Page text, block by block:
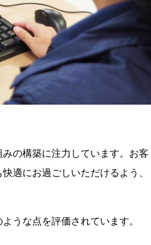
の構築に注力しています。お客
適にお過ごしいただけるよう、
うな点を評価されています。